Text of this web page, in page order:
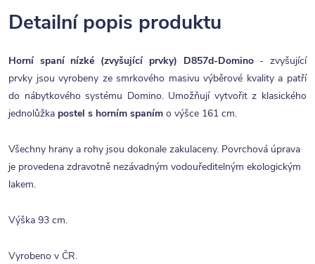
Detailní popis produktu
Horní spaní nízké (zvyšující prvky) D857d-Domino- zvyšující
prvky jsou vyrobeny ze smrkového masivu výběrové kvality a patří
do nábytkového systému Domino. Umožňují vytvořit z klasického
jednolůžka postel s horním spaním o výšce 161 cm.
Všechny hrany a rohy jsou dokonale zakulaceny. Povrchová úprava
je provedena zdravotně nezávadným vodouředitelným ekologickým
lakem.
Výška 93 cm.
Vyrobeno v ČR.